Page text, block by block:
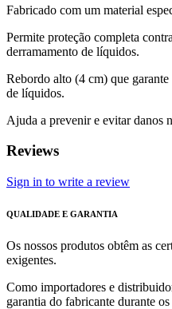
Fabricado com um material
Permite proteção completa
derramamento de líquidos.
Rebordo alto (4 cm) que
de líquidos.
Ajuda a prevenir e evitar danos
Reviews
Sign in to write a review
QUALIDADE E GARANTIA
Os nossos produtos obtêm as
exigentes.
Como importadores e
garantia do fabricante durante